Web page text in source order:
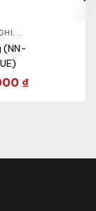
, GIA DỤNG KHỎE &
(NN-
₫